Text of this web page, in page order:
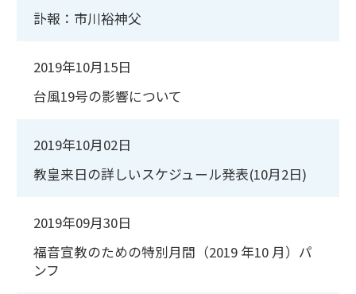
訃報：市川裕神父
2019年10月15日
台風19号の影響について
2019年10月02日
教皇来日の詳しいスケジュール発表(10月2日)
2019年09月30日
福音宣教のための特別月間（2019 年10 月）パ
ンフ